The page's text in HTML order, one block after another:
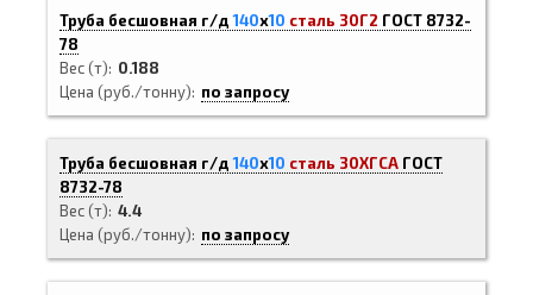
Труба бесшовная г/д140х10 сталь 30Г2 ГОСТ 8732-
78
Вес (т)
0.188
Цена (руб./тонну)
по запросу
Труба бесшовная г/д140х10 сталь 30ХГСА ГОСТ
8732-78
Вес (т) 4.4
Цена (руб./тонну)
по запросу